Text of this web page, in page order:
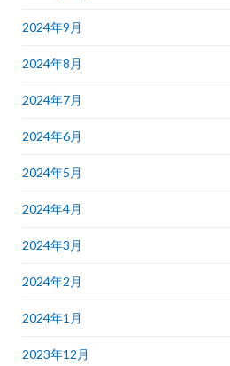
2024年9月
2024年8月
2024年7月
2024年6月
2024年5月
2024年4月
2024年3月
2024年2月
2024年1月
2023年12月